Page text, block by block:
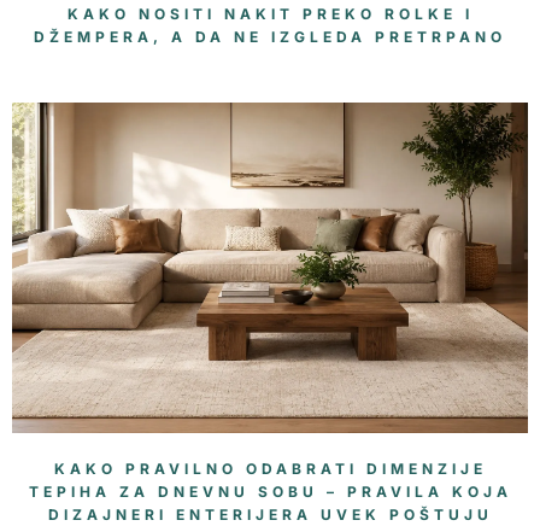
KAKO NOSITI NAKIT PREKO ROLKE I
DŽEMPERA, A DA NE IZGLEDA PRETRPANO
KAKO PRAVILNO ODABRATI DIMENZIJE
TEPIHA ZA DNEVNU SOBU – PRAVILA KOJA
DIZAJNERI ENTERIJERA UVEK POŠTUJU